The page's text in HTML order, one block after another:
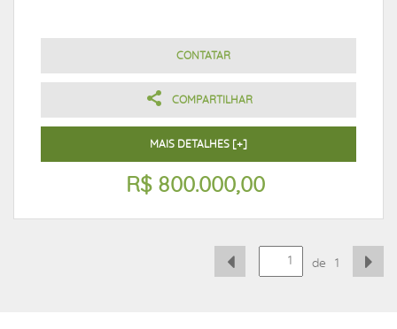
CONTATAR
COMPARTILHAR
MAIS DETALHES [+]
R$ 800.000,00
de 1